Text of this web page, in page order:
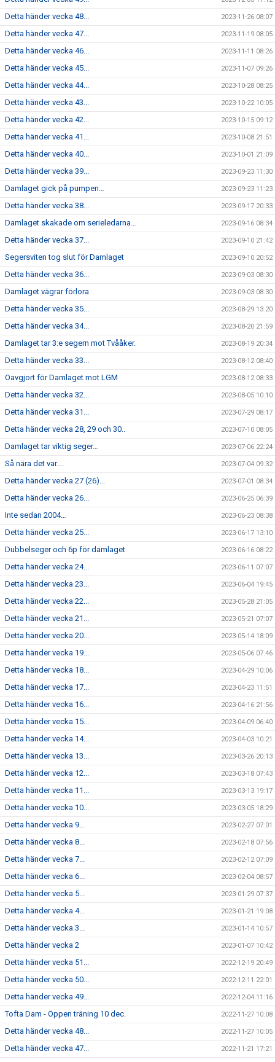
Detta händer vecka 48... 2023-11-26 08:07
Detta händer vecka 47... 2023-11-19 08:05
Detta händer vecka 46... 2023-11-11 08:26
Detta händer vecka 45... 2023-11-07 09:26
Detta händer vecka 44... 2023-10-28 08:25
Detta händer vecka 43... 2023-10-22 10:05
Detta händer vecka 42... 2023-10-15 09:12
Detta händer vecka 41... 2023-10-08 21:51
Detta händer vecka 40... 2023-10-01 21:09
Detta händer vecka 39... 2023-09-23 11:30
Damlaget gick på pumpen… 2023-09-23 11:23
Detta händer vecka 38... 2023-09-17 20:33
Damlaget skakade om serieledarna… 2023-09-16 08:34
Detta händer vecka 37... 2023-09-10 21:42
Segersviten tog slut för Damlaget 2023-09-10 20:52
Detta händer vecka 36... 2023-09-03 08:30
Damlaget vägrar förlora 2023-09-03 08:30
Detta händer vecka 35... 2023-08-29 13:20
Detta händer vecka 34... 2023-08-20 21:59
Damlaget tar 3:e segern mot Tvååker. 2023-08-19 20:34
Detta händer vecka 33... 2023-08-12 08:40
Oavgjort för Damlaget mot LGM 2023-08-12 08:33
Detta händer vecka 32... 2023-08-05 10:10
Detta händer vecka 31... 2023-07-29 08:17
Detta händer vecka 28, 29 och 30.. 2023-07-10 08:05
Damlaget tar viktig seger… 2023-07-06 22:24
Så nära det var…. 2023-07-04 09:32
Detta händer vecka 27 (26)... 2023-07-01 08:34
Detta händer vecka 26... 2023-06-25 06:39
Inte sedan 2004… 2023-06-23 08:38
Detta händer vecka 25... 2023-06-17 13:10
Dubbelseger och 6p för damlaget 2023-06-16 08:22
Detta händer vecka 24... 2023-06-11 07:07
Detta händer vecka 23... 2023-06-04 19:45
Detta händer vecka 22... 2023-05-28 21:05
Detta händer vecka 21... 2023-05-21 07:07
Detta händer vecka 20... 2023-05-14 18:09
Detta händer vecka 19... 2023-05-06 07:46
Detta händer vecka 18... 2023-04-29 10:06
Detta händer vecka 17... 2023-04-23 11:51
Detta händer vecka 16... 2023-04-16 21:56
Detta händer vecka 15... 2023-04-09 06:40
Detta händer vecka 14... 2023-04-03 10:21
Detta händer vecka 13... 2023-03-26 20:13
Detta händer vecka 12... 2023-03-18 07:43
Detta händer vecka 11... 2023-03-13 19:17
Detta händer vecka 10... 2023-03-05 18:29
Detta händer vecka 9... 2023-02-27 07:01
Detta händer vecka 8... 2023-02-18 07:56
Detta händer vecka 7... 2023-02-12 07:09
Detta händer vecka 6... 2023-02-04 08:57
Detta händer vecka 5... 2023-01-29 07:37
Detta händer vecka 4... 2023-01-21 19:08
Detta händer vecka 3... 2023-01-14 10:57
Detta händer vecka 2 2023-01-07 10:42
Detta händer vecka 51... 2022-12-19 20:49
Detta händer vecka 50... 2022-12-11 22:01
Detta händer vecka 49... 2022-12-04 11:16
Tofta Dam - Öppen träning 10 dec. 2022-11-27 10:08
Detta händer vecka 48... 2022-11-27 10:05
Detta händer vecka 47... 2022-11-21 17:21